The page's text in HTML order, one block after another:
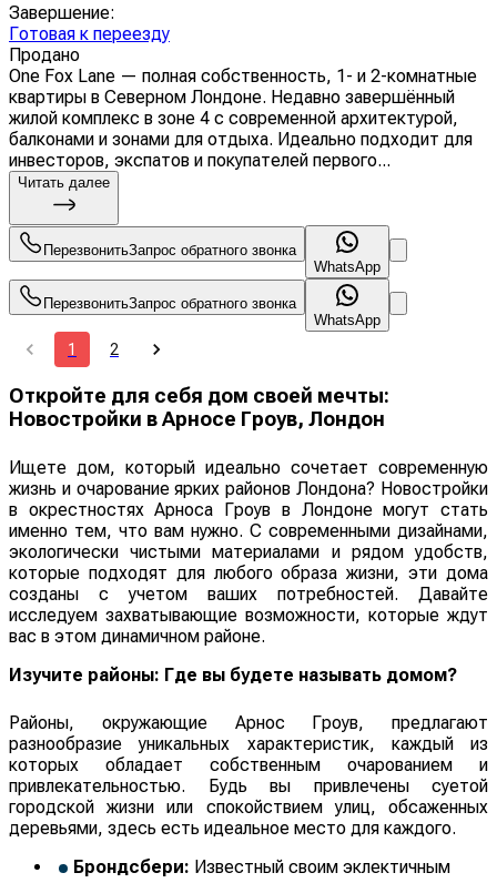
Завершение:
Готовая к переезду
Продано
One Fox Lane — полная собственность, 1- и 2-комнатные
квартиры в Северном Лондоне. Недавно завершённый
жилой комплекс в зоне 4 с современной архитектурой,
балконами и зонами для отдыха. Идеально подходит для
инвесторов, экспатов и покупателей первого...
Читать далее
ПерезвонитьЗапрос обратного звонка
WhatsApp
ПерезвонитьЗапрос обратного звонка
WhatsApp
1 2
Откройте для себя дом своей мечты:
Новостройки в Арносе Гроув, Лондон
Ищете дом, который идеально сочетает современную
жизнь и очарование ярких районов Лондона? Новостройки
в окрестностях Арноса Гроув в Лондоне могут стать
именно тем, что вам нужно. С современными дизайнами,
экологически чистыми материалами и рядом удобств,
которые подходят для любого образа жизни, эти дома
созданы с учетом ваших потребностей. Давайте
исследуем захватывающие возможности, которые ждут
вас в этом динамичном районе.
Изучите районы: Где вы будете называть домом?
Районы, окружающие Арнос Гроув, предлагают
разнообразие уникальных характеристик, каждый из
которых обладает собственным очарованием и
привлекательностью. Будь вы привлечены суетой
городской жизни или спокойствием улиц, обсаженных
деревьями, здесь есть идеальное место для каждого.
Брондсбери: Известный своим эклектичным